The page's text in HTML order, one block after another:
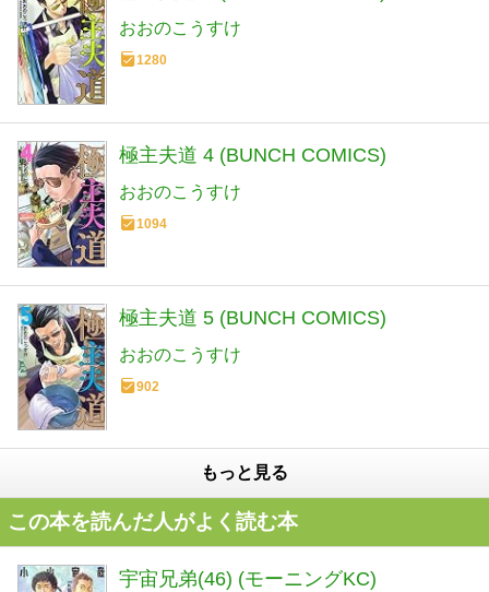
おおのこうすけ
1280
極主夫道 4 (BUNCH COMICS)
おおのこうすけ
1094
極主夫道 5 (BUNCH COMICS)
おおのこうすけ
902
もっと見る
この本を読んだ人がよく読む本
宇宙兄弟(46) (モーニングKC)